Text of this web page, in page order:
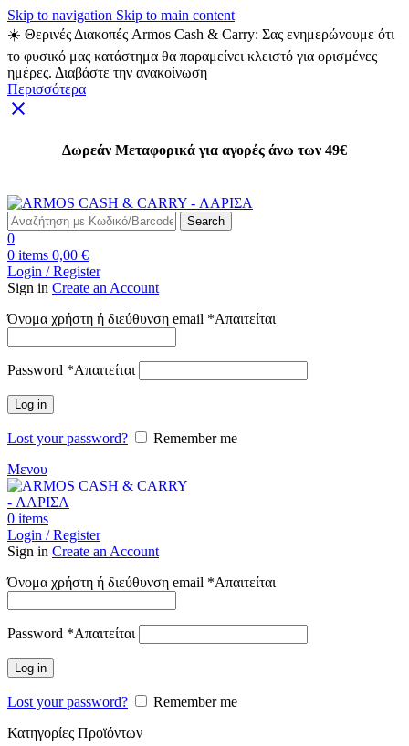
Skip to navigation Skip to main content
☀️ Θερινές Διακοπές Armos Cash & Carry: Σας ενημερώνουμε ότι
το φυσικό μας κατάστημα θα παραμείνει κλειστό για ορισμένες
ημέρες. Διαβάστε την ανακοίνωση
Περισσότερα
Δωρεάν Μεταφορικά για αγορές άνω των 49€
Search
0
0 items 0,00 €
Login / Register
Sign in Create an Account
Όνομα χρήστη ή διεύθυνση email *Απαιτείται
Password *Απαιτείται
Log in
Lost your password?
Remember me
Μενου
0 items
Login / Register
Sign in Create an Account
Όνομα χρήστη ή διεύθυνση email *Απαιτείται
Password *Απαιτείται
Log in
Lost your password?
Remember me
Κατηγορίες Προϊόντων